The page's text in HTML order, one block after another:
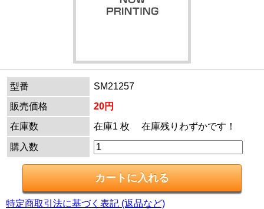
型番
SM21257
販売価格
20円
在庫数
在庫1 枚 在庫残りわずかです！
購入数
特定商取引法に基づく表記 (返品など)